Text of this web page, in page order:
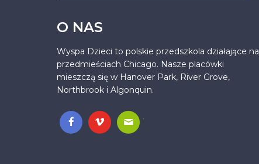
O NAS
Wyspa Dzieci to polskie przedszkola działające na
przedmieściach Chicago. Nasze placówki
mieszczą się w Hanover Park, River Grove,
Northbrook i Algonquin.
.